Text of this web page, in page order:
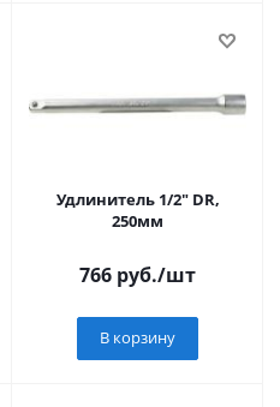
Удлинитель 1/2" DR,
250мм
766 руб./шт
В корзину